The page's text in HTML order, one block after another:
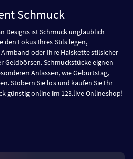
Schmuck
Designs ist Schmuck unglaublich
den Fokus Ihres Stils legen,
oder Ihre Halskette stilsicher
Geldbörsen. Schmuckstücke eignen
Anlässen, wie Geburtstag,
Stöbern Sie los und kaufen Sie Ihr
günstig online im 123.live Onlineshop!